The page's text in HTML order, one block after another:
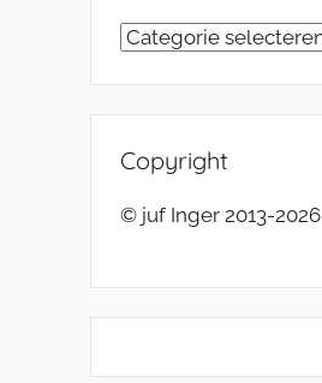
Categorieën
Copyright
© juf Inger 2013-2026